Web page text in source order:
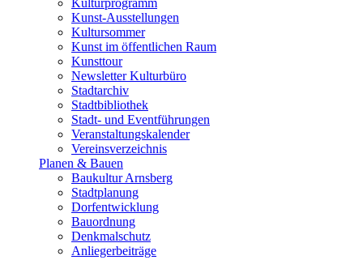
Kulturprogramm
Kunst-Ausstellungen
Kultursommer
Kunst im öffentlichen Raum
Kunsttour
Newsletter Kulturbüro
Stadtarchiv
Stadtbibliothek
Stadt- und Eventführungen
Veranstaltungskalender
Vereinsverzeichnis
Planen & Bauen
Baukultur Arnsberg
Stadtplanung
Dorfentwicklung
Bauordnung
Denkmalschutz
Anliegerbeiträge